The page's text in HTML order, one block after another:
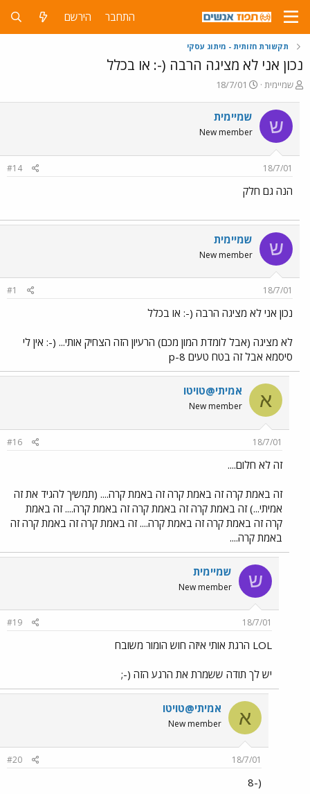
התחבר הירשם
תקשורת חזותית - מיתוג עסקי
נכון אני לא מציגה הרבה (-: או בכלל
פ
ח
ה
ו
ש
שמיימית
פ
ס
ם
ת
י
18/7/01
ש שמיימית
New member
18/7/01
#14
הנה גם חלק
ש שמיימית
New member
18/7/01
#1
נכון אני לא מציגה הרבה (-: או בכלל
לא מציגה (אבל לומדת המון מכם) הרעיון הזה הצחיק אותי... (-: אין לי
סיסמא אבל זה בטח טעים 8-p
א אמיתי@טויטו
New member
18/7/01
#16
זה לא חלום....
זה באמת קרה זה באמת קרה זה באמת קרה.... (תמשיך להגיד את זה
אמיתי...) זה באמת קרה זה באמת קרה זה באמת קרה.... זה באמת
קרה זה באמת קרה זה באמת קרה.... זה באמת קרה זה באמת קרה זה
באמת קרה....
ש שמיימית
New member
18/7/01
#19
LOL הרגת אותי איזה חוש הומור משובח
יש לך תודה ששמרת את הרגע הזה (-;
א אמיתי@טויטו
New member
18/7/01
#20
(-8